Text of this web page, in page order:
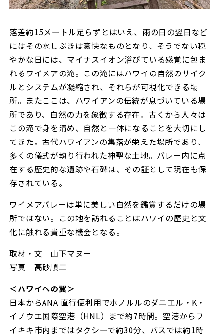
落差約15メートル足らずとはいえ、雨の日の翌日など
にはその水しぶきは豪快なものとなり、そうでない穏
やかな日には、マイナスイオン浴びている感覚に包ま
れるワイメアの滝。この滝にはハワイの自然のサイク
ルとシステムが凝縮され、それらが可視化できる場
所。またここは、ハワイアンの伝統が息づいている場
所であり、自然の力を象徴する存在。古くから人々は
この滝で身を清め、自然と一体になることを大切にし
てきた。古代ハワイアンの集落が栄えた場所であり、
多くの儀式が執り行われた神聖な土地。バレー内に点
在する歴史的な遺跡や石碑は、その証として現在も保
存されている。
ワイメアバレーは単に美しい自然を鑑賞するだけの場
所ではない。この地を訪れることはハワイの歴史と文
化に触れる貴重な機会となる。
取材・文 山下マヌー
写真 高砂順二
＜ハワイへの翼＞
日本からANA 直行便利用でホノルルのダニエル・K・
イノウエ国際空港（HNL）まで約7時間。空港からワ
イキキ市内まではタクシーで約30分、バスでは約1時